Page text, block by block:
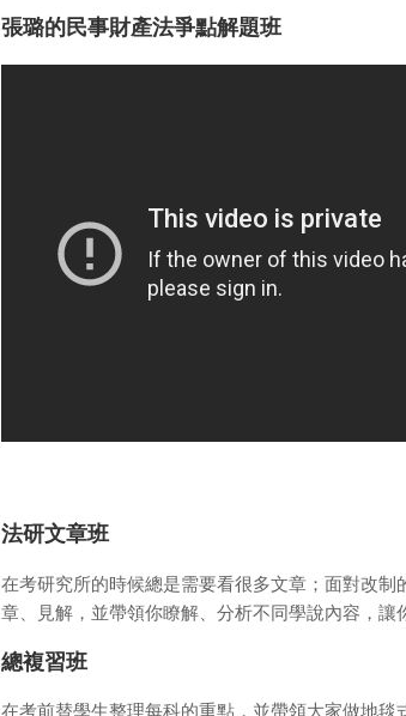
張璐的民事財產法爭點解題班
法研文章班
在考研究所的時候總是需要看很多文章；面對改
章、見解，並帶領你瞭解、分析不同學說內容，讓
總複習班
在考前替學生整理每科的重點，並帶領大家做地